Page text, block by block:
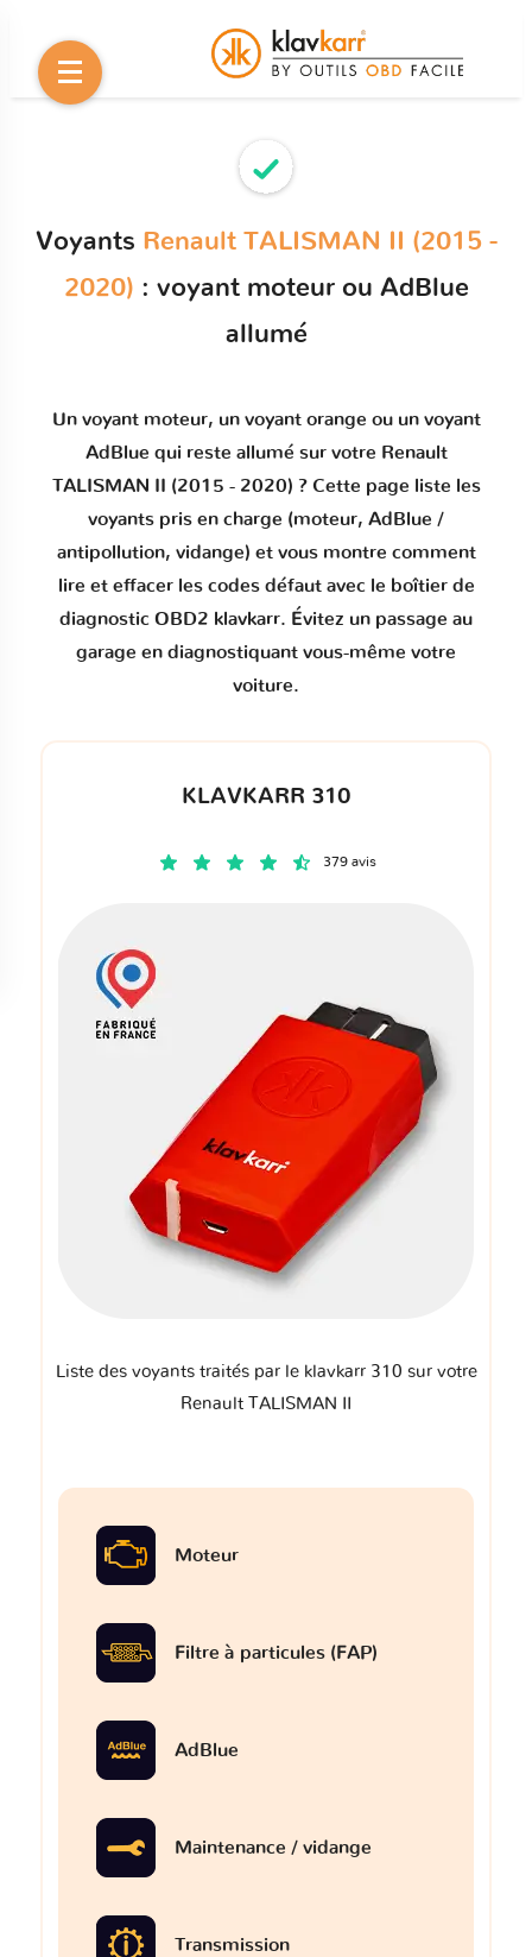
Voyants Renault TALISMAN II (2015 -
2020) : voyant moteur ou AdBlue
allumé
Un voyant moteur, un voyant orange ou un voyant
AdBlue qui reste allumé sur votre Renault
TALISMAN II (2015 - 2020) ? Cette page liste les
voyants pris en charge (moteur, AdBlue /
antipollution, vidange) et vous montre comment
lire et effacer les codes défautavec le boîtier de
diagnostic OBD2 klavkarr. Évitez un passage au
garage en diagnostiquant vous-même votre
voiture.
KLAVKARR 310
379 avis
Liste des voyants traités par le klavkarr 310 sur votre
Renault TALISMAN II
Moteur
Filtre à particules (FAP)
AdBlue
Maintenance / vidange
Transmission